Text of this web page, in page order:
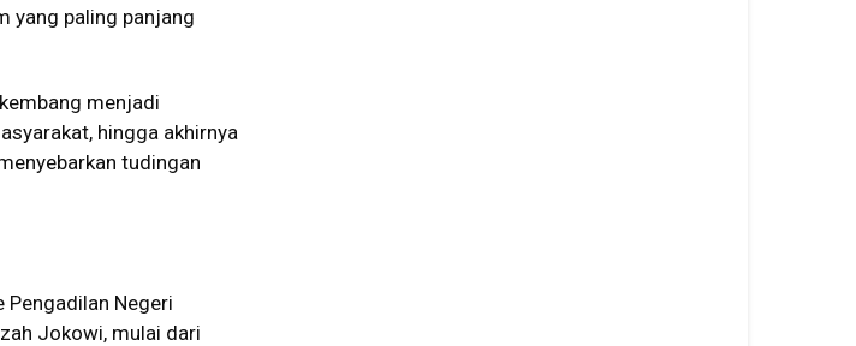
yang paling panjang
menjadi
hingga akhirnya
tudingan
Pengadilan Negeri
Jokowi, mulai dari